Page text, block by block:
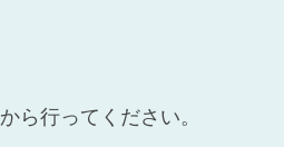
から行ってください。